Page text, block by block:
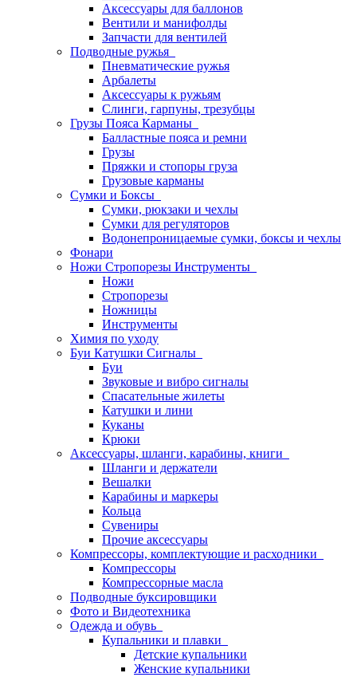
Аксессуары для баллонов
Вентили и манифолды
Запчасти для вентилей
Подводные ружья
Пневматические ружья
Арбалеты
Аксессуары к ружьям
Слинги, гарпуны, трезубцы
Грузы Пояса Карманы
Балластные пояса и ремни
Грузы
Пряжки и стопоры груза
Грузовые карманы
Сумки и Боксы
Сумки, рюкзаки и чехлы
Сумки для регуляторов
Водонепроницаемые сумки, боксы и чехлы
Фонари
Ножи Стропорезы Инструменты
Ножи
Стропорезы
Ножницы
Инструменты
Химия по уходу
Буи Катушки Сигналы
Буи
Звуковые и вибро сигналы
Спасательные жилеты
Катушки и лини
Куканы
Крюки
Аксессуары, шланги, карабины, книги
Шланги и держатели
Вешалки
Карабины и маркеры
Кольца
Сувениры
Прочие аксессуары
Компрессоры, комплектующие и расходники
Компрессоры
Компрессорные масла
Подводные буксировщики
Фото и Видеотехника
Одежда и обувь
Купальники и плавки
Детские купальники
Женские купальники